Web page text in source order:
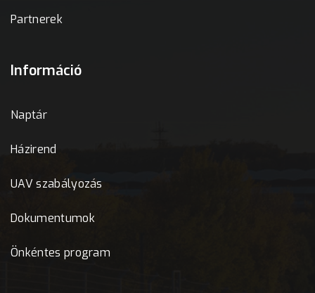
Partnerek
Információ
Naptár
Házirend
UAV szabályozás
Dokumentumok
Önkéntes program